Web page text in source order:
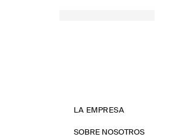
LA EMPRESA
SOBRE NOSOTROS